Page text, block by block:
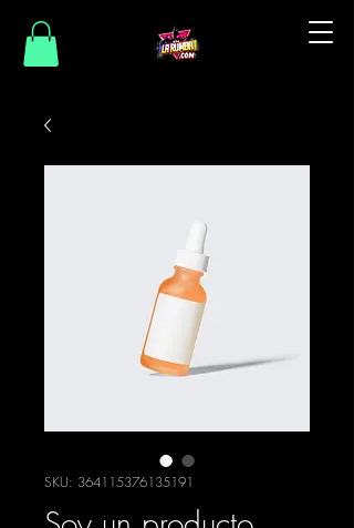
SKU: 364115376135191